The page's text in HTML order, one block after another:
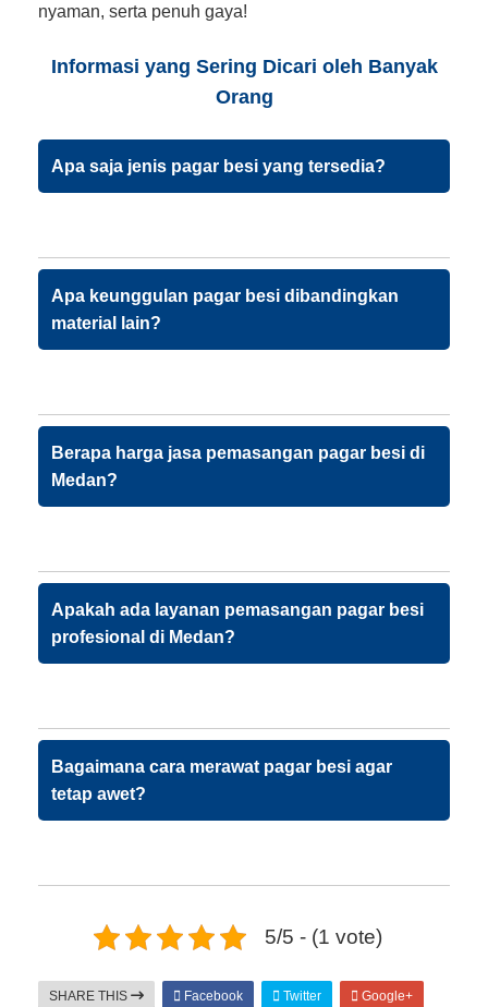
nyaman, serta penuh gaya!
Informasi yang Sering Dicari oleh Banyak
Orang
Apa saja jenis pagar besi yang tersedia?
Apa keunggulan pagar besi dibandingkan
material lain?
Berapa harga jasa pemasangan pagar besi di
Medan?
Apakah ada layanan pemasangan pagar besi
profesional di Medan?
Bagaimana cara merawat pagar besi agar
tetap awet?
5/5 - (1 vote)
SHARE THIS Facebook Twitter Google+